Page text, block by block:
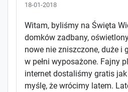
18-01-2018
Witam, byliśmy na Święta
domków zadbany,
nowe nie zniszczone, duże i
w pełni wyposażone. Fajny
internet dostaliśmy gratis
myślę, że wrócimy latem.